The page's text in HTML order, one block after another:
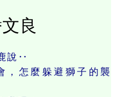
說‥
，怎麼躲避獅子的襲